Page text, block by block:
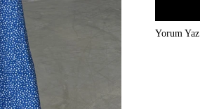
Yorum Yaz